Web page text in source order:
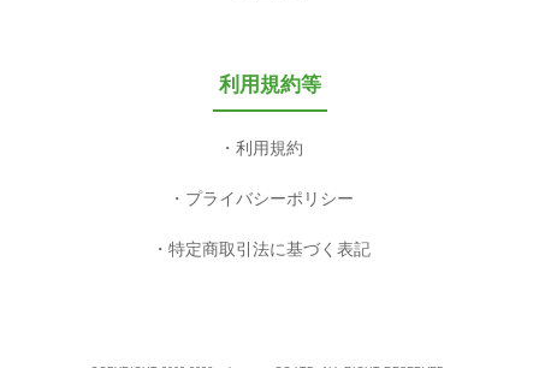
利用規約等
利用規約
プライバシーポリシー
特定商取引法に基づく表記